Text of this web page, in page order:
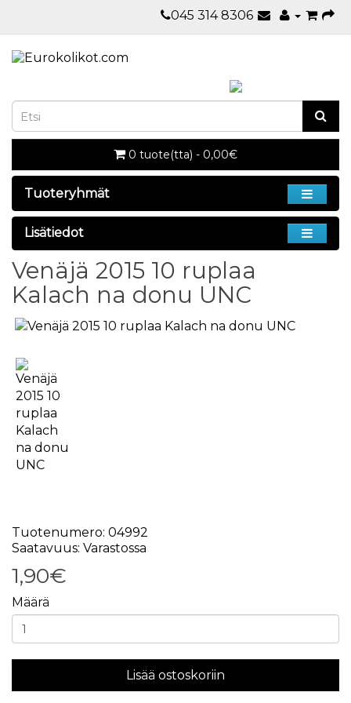
045 314 8306
0 tuote(tta) - 0,00€
Tuoteryhmät
Lisätiedot
Venäjä 2015 10 ruplaa
Kalach na donu UNC
Tuotenumero: 04992
Saatavuus: Varastossa
1,90€
Määrä
Lisää ostoskoriin